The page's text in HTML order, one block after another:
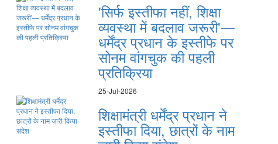
'सिर्फ इस्तीफा नहीं, शिक्षा
व्यवस्था में बदलाव जरूरी'—
धर्मेंद्र प्रधान के इस्तीफे पर
सोनम वांगचुक की पहली
प्रतिक्रिया
25-Jul-2026
शिक्षामंत्री धर्मेंद्र प्रधान ने
इस्तीफा दिया, छात्रों के नाम